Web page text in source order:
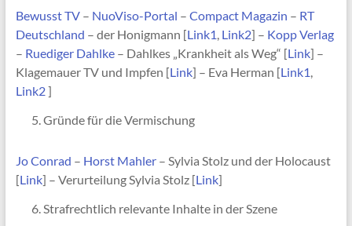
Bewusst TV– NuoViso-Portal – Compact Magazin – RT
Deutschland – der Honigmann [Link1, Link2] – Kopp Verlag
– Ruediger Dahlke– Dahlkes „Krankheit als Weg“ [Link] –
Klagemauer TV und Impfen [Link] – Eva Herman [Link1,
Link2]
Gründe für die Vermischung
Jo Conrad – Horst Mahler– Sylvia Stolz und der Holocaust
[Link] – Verurteilung Sylvia Stolz [Link]
Strafrechtlich relevante Inhalte in der Szene